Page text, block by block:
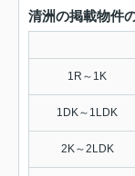
清洲の掲載物件
1R～1K
1DK～1LDK
2K～2LDK